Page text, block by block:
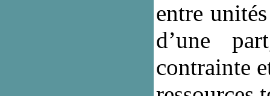
entre
d’une
contrainte